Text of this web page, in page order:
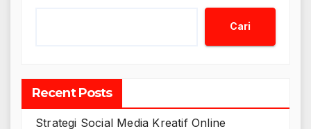
Cari
Recent Posts
Strategi Social Media Kreatif Online